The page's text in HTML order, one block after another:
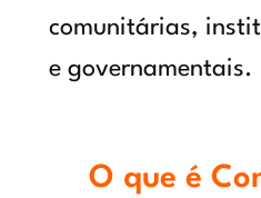
comunitárias,
e governamentais.
O que é